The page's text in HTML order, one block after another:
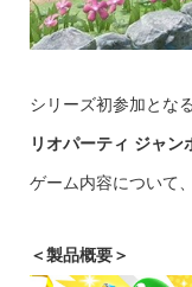
シリーズ初参加とな
リオパーティ ジャン
ゲーム内容について
＜製品概要＞